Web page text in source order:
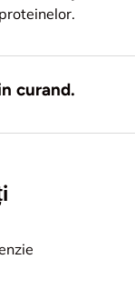
curand.